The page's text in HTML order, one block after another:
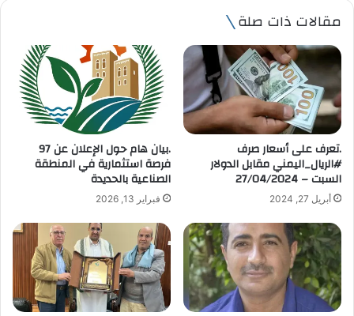
د
ا
ل
إ
ل
ك
ر
و
ي
مقالات ذات صلة
.تعرف على أسعار صرف
#الريال_اليمني مقابل الدولار
السبت – 27/04/2024
أبريل 27, 2024
.بيان هام حول الإعلان عن 97
فرصة استثمارية في المنطقة
الصناعية بالحديدة
فبراير 13, 2026